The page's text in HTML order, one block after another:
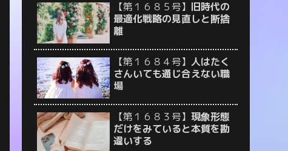
【第１６８５号】 旧時代の
最適化戦略の見直しと断捨
離
【第１６８４号】 人はたく
さんいても通じ合えない職
場
【第１６８３号】 現象形態
だけをみていると本質を勘
違いする